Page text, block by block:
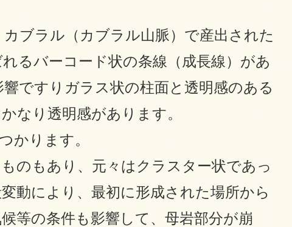
ブラル（カブラル山脈）で産出された
るバーコード状の条線（成長線）があ
ですりガラス状の柱面と透明感のある
なり透明感があります。
かります。
のもあり、元々はクラスター状であっ
動により、最初に形成された場所から
等の条件も影響して、母岩部分が崩